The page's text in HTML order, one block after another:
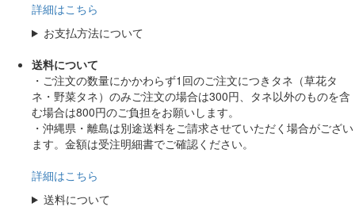
詳細はこちら
お支払方法について
送料について
・ご注文の数量にかかわらず1回のご注文につきタネ（草花タ
ネ・野菜タネ）のみご注文の場合は300円、タネ以外のものを含
む場合は800円のご負担をお願いします。
・沖縄県・離島は別途送料をご請求させていただく場合がござい
ます。金額は受注明細書でご確認ください。
詳細はこちら
送料について